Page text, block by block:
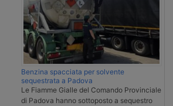
Benzina spacciata per solvente
sequestrata a Padova
Le Fiamme Gialle del Comando Provinciale
di Padova hanno sottoposto a sequestro